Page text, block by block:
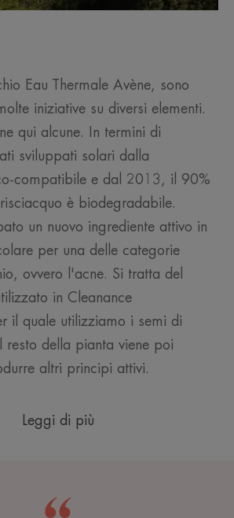
Eau Thermale Avène, sono
iniziative su diversi elementi.
qui alcune. In termini di
sviluppati solari dalla
compatibile e dal 2013, il 90%
è biodegradabile.
un nuovo ingrediente attivo in
per una delle categorie
ovvero l'acne. Si tratta del
in Cleanance
il quale utilizziamo i semi di
resto della pianta viene poi
altri principi attivi.
Leggi di più